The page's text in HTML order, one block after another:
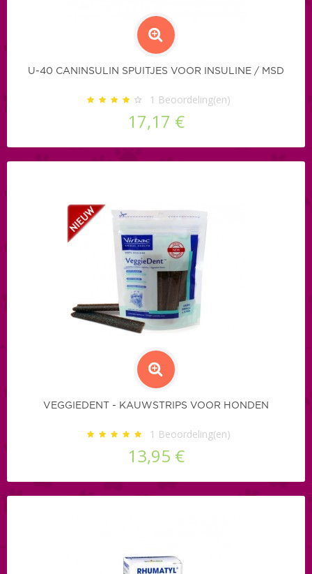
U-40 CANINSULIN SPUITJES VOOR INSULINE / MSD
1 Beoordeling(en)
17,17 €
VEGGIEDENT - KAUWSTRIPS VOOR HONDEN
1 Beoordeling(en)
13,95 €